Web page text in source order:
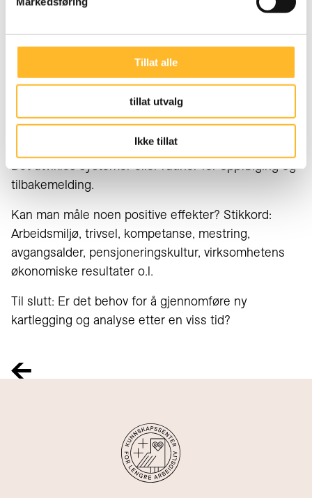
Tillat alle
tillat utvalg
Ikke tillat
hvordan blir konkrete tiltak gjennomført?
Blir det innhentet erfaringer fra både de
ansatte, tillitsvalgte og ledere?
Er det tiltak som mangler?
Det utvikles systemer eller rutiner for oppfølging og
tilbakemelding.
Kan man måle noen positive effekter? Stikkord:
Arbeidsmiljø, trivsel, kompetanse, mestring,
avgangsalder, pensjoneringskultur, virksomhetens
økonomiske resultater o.l.
Til slutt: Er det behov for å gjennomføre ny
kartlegging og analyse etter en viss tid?
Previous